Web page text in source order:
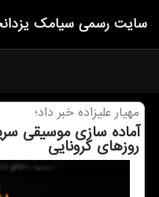
سایت رسمی سیامك
مهیار علیزاده خبر داد؛
آماده سازی موسیقی
روزهای كرونایی